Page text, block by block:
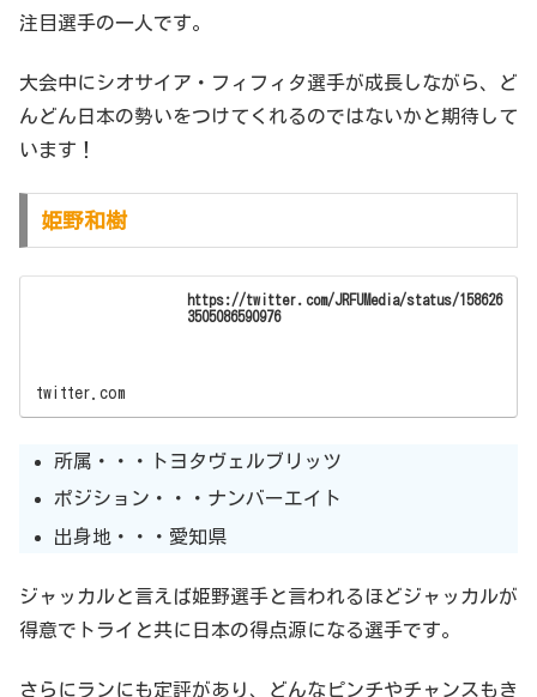
注目選手の一人です。
大会中にシオサイア・フィフィタ選手が成長しながら、ど
んどん日本の勢いをつけてくれるのではないかと期待して
います！
姫野和樹
https://twitter.com/JRFUMedia/status/158626
3505086590976
twitter.com
所属・・・トヨタヴェルブリッツ
ポジション・・・ナンバーエイト
出身地・・・愛知県
ジャッカルと言えば姫野選手と言われるほどジャッカルが
得意でトライと共に日本の得点源になる選手です。
さらにランにも定評があり、どんなピンチやチャンスもき